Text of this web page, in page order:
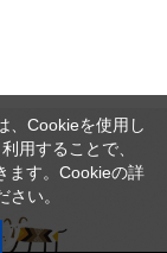
、Cookieを使用し
用することで、
ます。Cookieの詳
さい。